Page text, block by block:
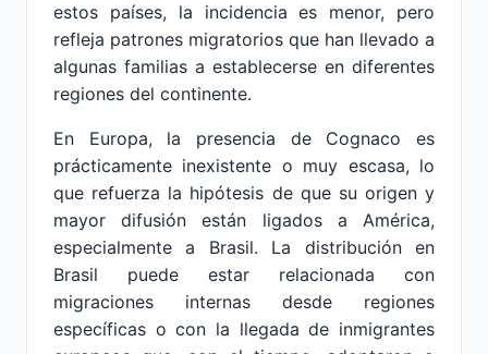
estos países, la incidencia es menor, pero
refleja patrones migratorios que han llevado a
algunas familias a establecerse en diferentes
regiones del continente.
En Europa, la presencia de Cognaco es
prácticamente inexistente o muy escasa, lo
que refuerza la hipótesis de que su origen y
mayor difusión están ligados a América,
especialmente a Brasil. La distribución en
Brasil puede estar relacionada con
migraciones internas desde regiones
específicas o con la llegada de inmigrantes